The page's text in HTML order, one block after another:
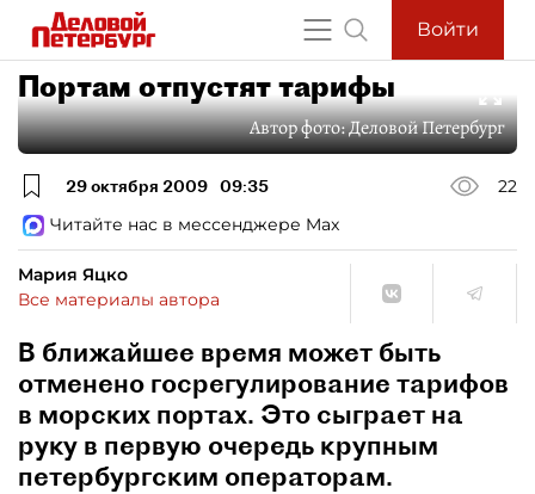
Войти
Портам отпустят тарифы
Автор фото:Деловой Петербург
29 октября 2009 09:35
22
Читайте нас в мессенджере Max
Мария Яцко
Все материалы автора
В ближайшее время может быть
отменено госрегулирование тарифов
в морских портах. Это сыграет на
руку в первую очередь крупным
петербургским операторам.